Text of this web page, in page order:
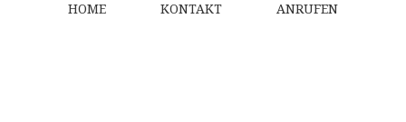
HOME KONTAKT ANRUFEN